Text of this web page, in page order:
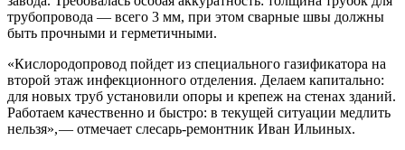
трубопровода — ​всего 3 мм, при этом сварные швы должны
быть прочными и герметичными.
«Кислородопровод пойдет из специального газификатора на
второй этаж инфекционного отделения. Делаем капитально:
для новых труб установили опоры и крепеж на стенах зданий.
Работаем качественно и быстро: в текущей ситуации медлить
нельзя», — ​отмечает слесарь-ремонтник Иван Ильиных.